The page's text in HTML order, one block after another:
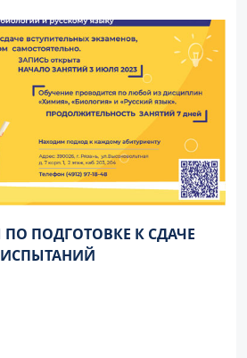
ПОДГОТОВКЕ К СДАЧЕ